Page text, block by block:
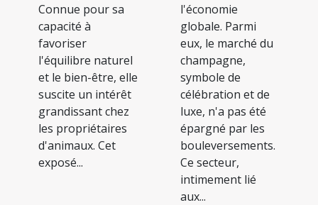
Connue pour sa
capacité à
favoriser
l'équilibre naturel
et le bien-être, elle
suscite un intérêt
grandissant chez
les propriétaires
d'animaux. Cet
exposé...
l'économie
globale. Parmi
eux, le marché du
champagne,
symbole de
célébration et de
luxe, n'a pas été
épargné par les
bouleversements.
Ce secteur,
intimement lié
aux...